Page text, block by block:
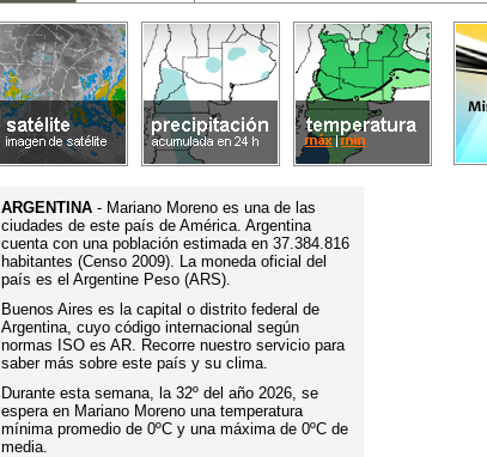
ARGENTINA - Mariano Moreno es una de las
ciudades de este país de América. Argentina
cuenta con una población estimada en 37.384.816
habitantes (Censo 2009). La moneda oficial del
país es el Argentine Peso (ARS).
Buenos Aires es la capital o distrito federal de
Argentina, cuyo código internacional según
normas ISO es AR. Recorre nuestro servicio para
saber más sobre este país y su clima.
Durante esta semana, la 32º del año 2026, se
espera en Mariano Moreno una temperatura
mínima promedio de 0ºC y una máxima de 0ºC de
media.